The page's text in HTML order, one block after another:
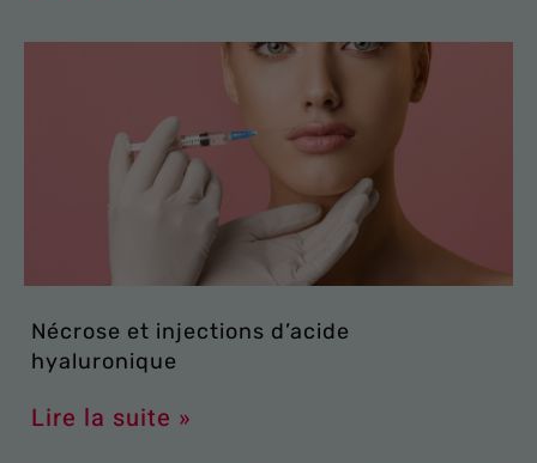
Nécrose et injections d’acide
hyaluronique
Lire la suite »